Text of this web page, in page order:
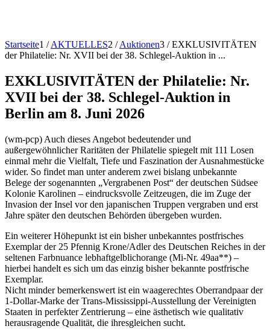
Startseite1 / AKTUELLES2 / Auktionen3 / EXKLUSIVITÄTEN
der Philatelie: Nr. XVII bei der 38. Schlegel-Auktion in ...
EXKLUSIVITÄTEN der Philatelie: Nr.
XVII bei der 38. Schlegel-Auktion in
Berlin am 8. Juni 2026
(wm-pcp) Auch dieses Angebot bedeutender und
außergewöhnlicher Raritäten der Philatelie spiegelt mit 111 Losen
einmal mehr die Vielfalt, Tiefe und Faszination der Ausnahmestücke
wider. So findet man unter anderem zwei bislang unbekannte
Belege der sogenannten „Vergrabenen Post“ der deutschen Südsee
Kolonie Karolinen – eindrucksvolle Zeitzeugen, die im Zuge der
Invasion der Insel vor den japanischen Truppen vergraben und erst
Jahre später den deutschen Behörden übergeben wurden.
Ein weiterer Höhepunkt ist ein bisher unbekanntes postfrisches
Exemplar der 25 Pfennig Krone/Adler des Deutschen Reiches in der
seltenen Farbnuance lebhaftgelblichorange (Mi-Nr. 49aa**) –
hierbei handelt es sich um das einzig bisher bekannte postfrische
Exemplar.
Nicht minder bemerkenswert ist ein waagerechtes Oberrandpaar der
1-Dollar-Marke der Trans-Mississippi-Ausstellung der Vereinigten
Staaten in perfekter Zentrierung – eine ästhetisch wie qualitativ
herausragende Qualität, die ihresgleichen sucht.